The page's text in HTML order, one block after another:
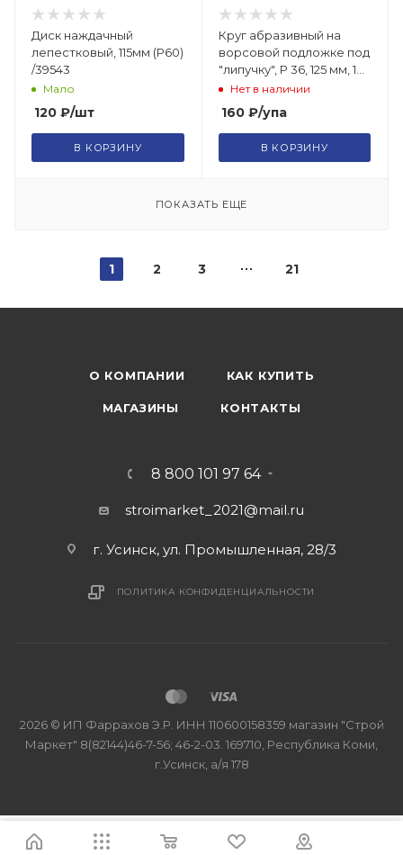
Диск наждачный
лепестковый, 115мм (Р60)
/39543
Мало
120 ₽/шт
В КОРЗИНУ
Круг абразивный на
ворсовой подложке под
"липучку", P 36, 125 мм, 10
шт Matrix/73833
Нет в наличии
160₽/упа
В КОРЗИНУ
ПОКАЗАТЬ ЕЩЕ
1 2 3 21
О КОМПАНИИ КАК КУПИТЬ
МАГАЗИНЫ КОНТАКТЫ
8 800 101 97 64
stroimarket_2021@mail.ru
г. Усинск, ул. Промышленная, 28/3
ПОЛИТИКА КОНФИДЕНЦИАЛЬНОСТИ
2026 © ИП Фаррахов Э.Р. ИНН 110600158359 магазин "Строй
Маркет" 8(82144)46-7-56; 46-2-03. 169710, Республика Коми,
г.Усинск, а/я 178